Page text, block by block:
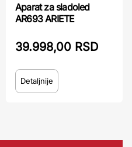
Aparat za sladoled
AR693 ARIETE
39.998,00 RSD
Detaljnije